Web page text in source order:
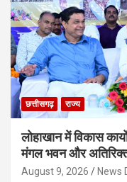
छत्तीसगढ़ राज्य
लोहाखान में विकास
मंगल भवन और अतिरिक्त
August 9, 2026 News